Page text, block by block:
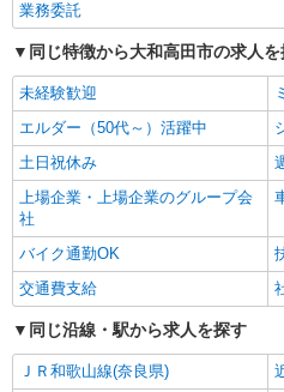
業務委託
同じ特徴から大和高田市の求人
未経験歓迎
エルダー（50代～）活躍中
土日祝休み
上場企業・上場企業のグループ会
社
バイク通勤OK
交通費支給
同じ沿線・駅から求人を探す
ＪＲ和歌山線(奈良県)